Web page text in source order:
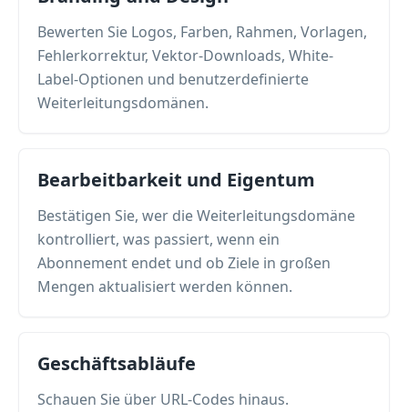
Bewerten Sie Logos, Farben, Rahmen, Vorlagen,
Fehlerkorrektur, Vektor-Downloads, White-
Label-Optionen und benutzerdefinierte
Weiterleitungsdomänen.
Bearbeitbarkeit und Eigentum
Bestätigen Sie, wer die Weiterleitungsdomäne
kontrolliert, was passiert, wenn ein
Abonnement endet und ob Ziele in großen
Mengen aktualisiert werden können.
Geschäftsabläufe
Schauen Sie über URL-Codes hinaus.